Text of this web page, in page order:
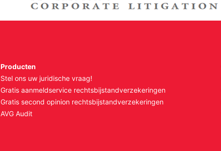
Producten
Stel ons uw juridische vraag!
Gratis aanmeldservice rechtsbijstandverzekeringen
Gratis second opinion rechtsbijstandverzekeringen
AVG Audit